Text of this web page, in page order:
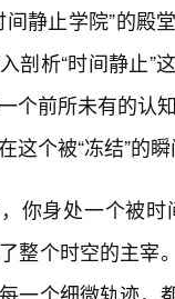
间静止学院”的殿
剖析“时间静止”
个前所未有的认
这个被“冻结”的
你身处一个被
整个时空的主宰